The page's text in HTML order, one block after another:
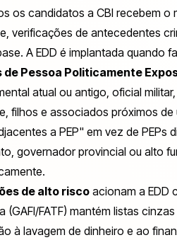
os candidatos a CBI recebem o
verificações de antecedentes
A EDD é implantada
de Pessoa Politicamente
atual ou antigo, oficial
filhos e associados próximos
a PEP" em vez de PEPs
governador provincial ou alto
de alto risco acionam a EDD
(GAFI/FATF) mantém listas
à lavagem de dinheiro e ao